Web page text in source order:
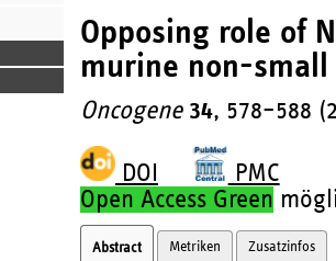
Opposing role of
murine non-
Oncogene 34, 578–588
DOI
PMC
Open Access Green
Abstract Metriken Zusatzinfos